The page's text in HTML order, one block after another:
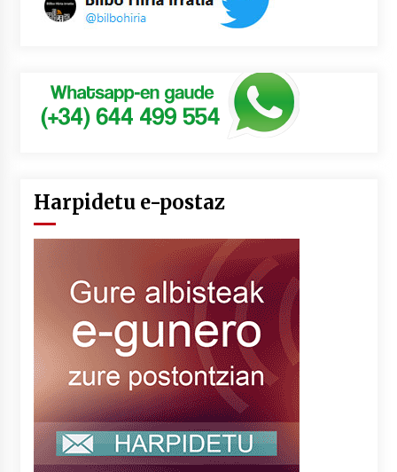
Harpidetu e-postaz